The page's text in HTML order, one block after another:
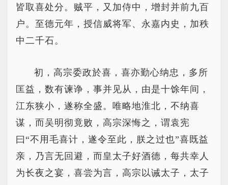
皆取喜处分。贼平，又加侍中，增封并前九百
户。至德元年，授信威将军、永嘉内史，加秩
中二千石。
初，高宗委政於喜，喜亦勤心纳忠，多所
匡益，数有谏诤，事并见从，由是十馀年间，
江东狭小，遂称全盛。唯略地淮北，不纳喜
谋，而吴明彻竟败，高宗深悔之，谓袁宪
曰“不用毛喜计，遂令至此，朕之过也”喜既益
亲，乃言无回避，而皇太子好酒德，每共幸人
为长夜之宴，喜尝为言，高宗以诫太子，太子